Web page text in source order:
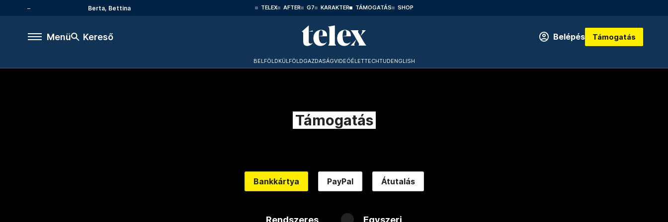
Berta, Bettina TELEX AFTER G7 KARAKTER TÁMOGATÁS SHOP
Menü Kereső Belépés Támogatás
BELFÖLDKÜLFÖLDGAZDASÁGVIDEÓÉLETTECHTUDENGLISH
Támogatás
Bankkártya PayPal Átutalás
Rendszeres Egyszeri